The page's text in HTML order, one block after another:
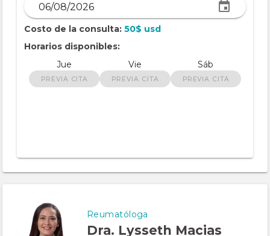
Costo de la consulta: 50$ usd
Horarios disponibles:
Jue
PREVIA CITA
Vie
PREVIA CITA
Sáb
PREVIA CITA
Reumatóloga
Dra. Lysseth Macias